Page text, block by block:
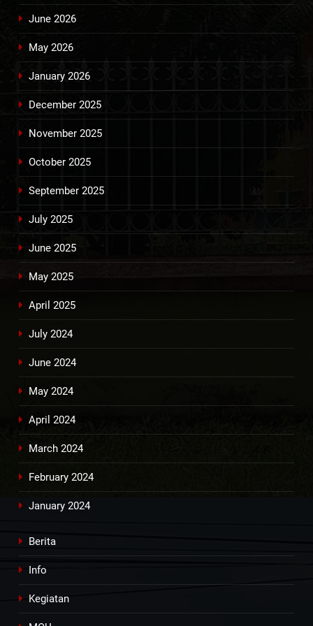
June 2026
May 2026
January 2026
December 2025
November 2025
October 2025
September 2025
July 2025
June 2025
May 2025
April 2025
July 2024
June 2024
May 2024
April 2024
March 2024
February 2024
January 2024
Berita
Info
Kegiatan